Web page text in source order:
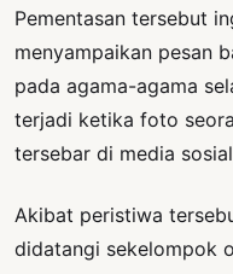
Pementasan tersebut
menyampaikan pesan
pada agama-agama
terjadi ketika foto
tersebar di media
Akibat peristiwa
didatangi sekelompok